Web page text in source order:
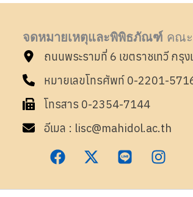
จดหมายเหตุและพิพิธภัณฑ์ คณะ
ถนนพระรามที่ 6 เขตราชเทวี กรุ
หมายเลขโทรศัพท์ 0-2201-
โทรสาร 0-2354-7144
อีเมล : lisc@mahidol.ac.th